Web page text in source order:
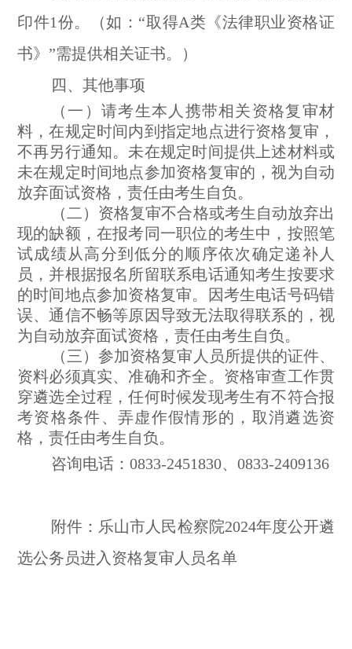
印件1份。（如：“取得A类《法律职业资格证
书》”需提供相关证书。）
四、其他事项
（一）请考生本人携带相关资格复审材
料，在规定时间内到指定地点进行资格复审，
不再另行通知。未在规定时间提供上述材料或
未在规定时间地点参加资格复审的，视为自动
放弃面试资格，责任由考生自负。
（二）资格复审不合格或考生自动放弃出
现的缺额，在报考同一职位的考生中，按照笔
试成绩从高分到低分的顺序依次确定递补人
员，并根据报名所留联系电话通知考生按要求
的时间地点参加资格复审。因考生电话号码错
误、通信不畅等原因导致无法取得联系的，视
为自动放弃面试资格，责任由考生自负。
（三）参加资格复审人员所提供的证件、
资料必须真实、准确和齐全。资格审查工作贯
穿遴选全过程，任何时候发现考生有不符合报
考资格条件、弄虚作假情形的，取消遴选资
格，责任由考生自负。
咨询电话：0833-2451830、0833-2409136
附件：乐山市人民检察院2024年度公开遴
选公务员进入资格复审人员名单